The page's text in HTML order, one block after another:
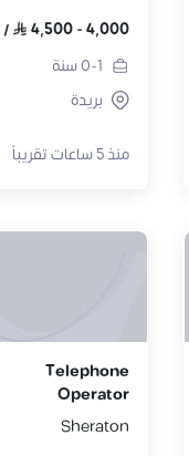
4,000
-
4,500
/
0-1سنة
بريدة
منذ 5 ساعات تقريباً
Telephone
Operator
Sheraton